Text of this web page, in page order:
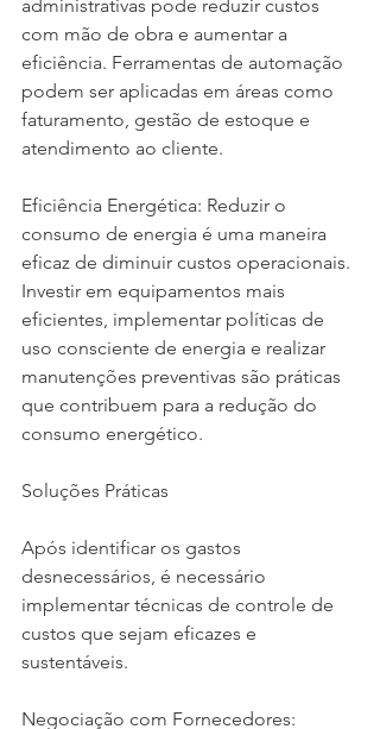
administrativas pode reduzir custos
com mão de obra e aumentar a
eficiência. Ferramentas de automação
podem ser aplicadas em áreas como
faturamento, gestão de estoque e
atendimento ao cliente.
Eficiência Energética: Reduzir o
consumo de energia é uma maneira
eficaz de diminuir custos operacionais.
Investir em equipamentos mais
eficientes, implementar políticas de
uso consciente de energia e realizar
manutenções preventivas são práticas
que contribuem para a redução do
consumo energético.
Soluções Práticas
Após identificar os gastos
desnecessários, é necessário
implementar técnicas de controle de
custos que sejam eficazes e
sustentáveis.
Negociação com Fornecedores: